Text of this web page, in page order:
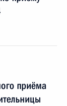
приёма